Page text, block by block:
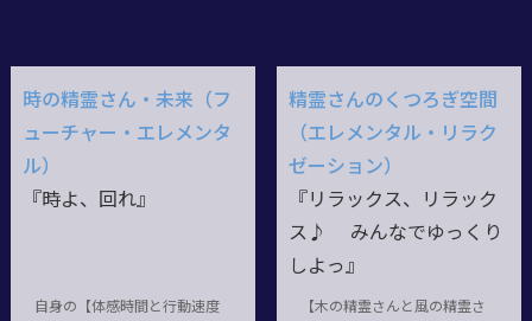
時の精霊さん・未来（フ
ューチャー・エレメンタ
ル）
『時よ、回れ』
自身の【体感時間と行動速度
精霊さんのくつろぎ空間
（エレメンタル・リラク
ゼーション）
『リラックス、リラック
ス♪ みんなでゆっくり
しよっ』
【木の精霊さんと風の精霊さ